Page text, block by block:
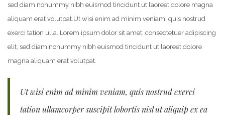
sed diam nonummy nibh euismod tincidunt ut laoreet dolore magna
aliquam erat volutpat.Ut wisi enim ad minim veniam, quis nostrud
exerci tation ulla. Lorem ipsum dolor sit amet, consectetuer adipiscing
elit, sed diam nonummy nibh euismod tincidunt ut laoreet dolore
magna aliquam erat volutpat.
Ut wisi enim ad minim veniam, quis nostrud exerci
tation ullamcorper suscipit lobortis nisl ut aliquip ex ea